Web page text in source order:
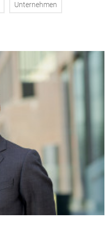
Unternehmen